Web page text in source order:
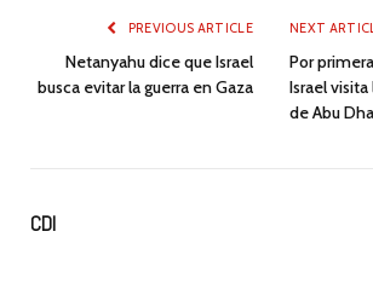
PREVIOUS ARTICLE
Netanyahu dice que Israel
busca evitar la guerra en Gaza
NEXT
Por
Israel
de Abu
CDI